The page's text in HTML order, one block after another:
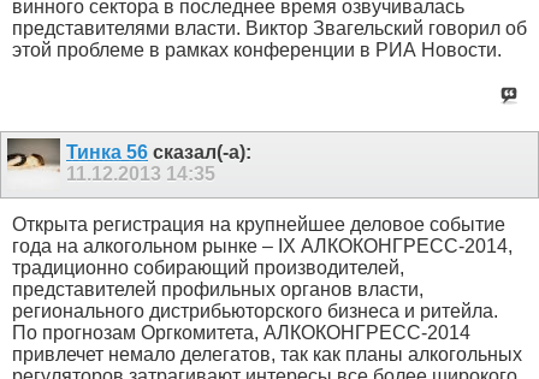
винного сектора в последнее время озвучивалась
представителями власти. Виктор Звагельский говорил об
этой проблеме в рамках конференции в РИА Новости.
Тинка 56 сказал(-а):
11.12.2013 14:35
Открыта регистрация на крупнейшее деловое событие
года на алкогольном рынке – IX АЛКОКОНГРЕСС-2014,
традиционно собирающий производителей,
представителей профильных органов власти,
регионального дистрибьюторского бизнеса и ритейла.
По прогнозам Оргкомитета, АЛКОКОНГРЕСС-2014
привлечет немало делегатов, так как планы алкогольных